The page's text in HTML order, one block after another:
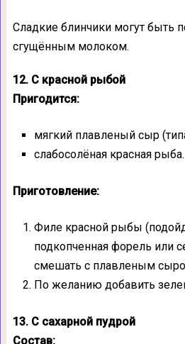
Сладкие блинчики могут быть
сгущённым молоком.
12. С красной рыбой
Пригодится:
мягкий плавленый сыр
слабосолёная красная рыба.
Приготовление:
Филе красной рыбы
подкопченная форель или
смешать с плавленым
По желанию добавить
13. С сахарной пудрой
Состав: